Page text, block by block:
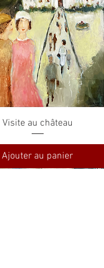
Aperçu rapide
Visite au château
Ajouter au panier